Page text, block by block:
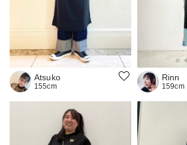
Atsuko
155cm
Rinn
159cm